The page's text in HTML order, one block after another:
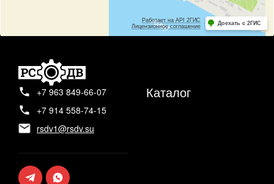
+7 963 849-66-07
+7 914 558-74-15
rsdv1@rsdv.su
Каталог